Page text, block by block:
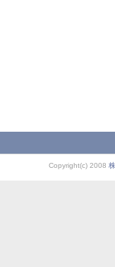
Copyright(c) 2008